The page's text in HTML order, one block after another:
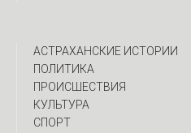
АСТРАХАНСКИЕ ИСТОРИИ
ПОЛИТИКА
ПРОИСШЕСТВИЯ
КУЛЬТУРА
СПОРТ